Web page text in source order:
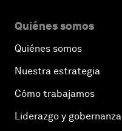
Quiénes somos
Quiénes somos
Nuestra estrategia
Cómo trabajamos
Liderazgo y gobernanza